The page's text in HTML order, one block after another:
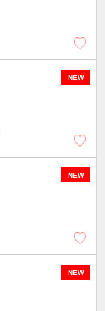
NEW
NEW
NEW